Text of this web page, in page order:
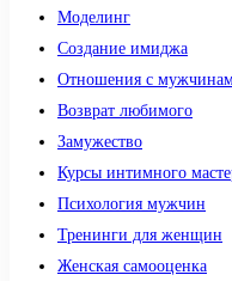
Моделинг
Создание имиджа
Отношения с
Возврат любимого
Замужество
Курсы интимного
Психология мужчин
Тренинги для женщин
Женская самооценка